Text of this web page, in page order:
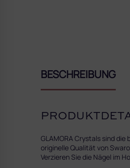
BESCHREIBUNG
GLAMORA Crystals sind die
originelle Qualität von
Verzieren Sie die Nägel im